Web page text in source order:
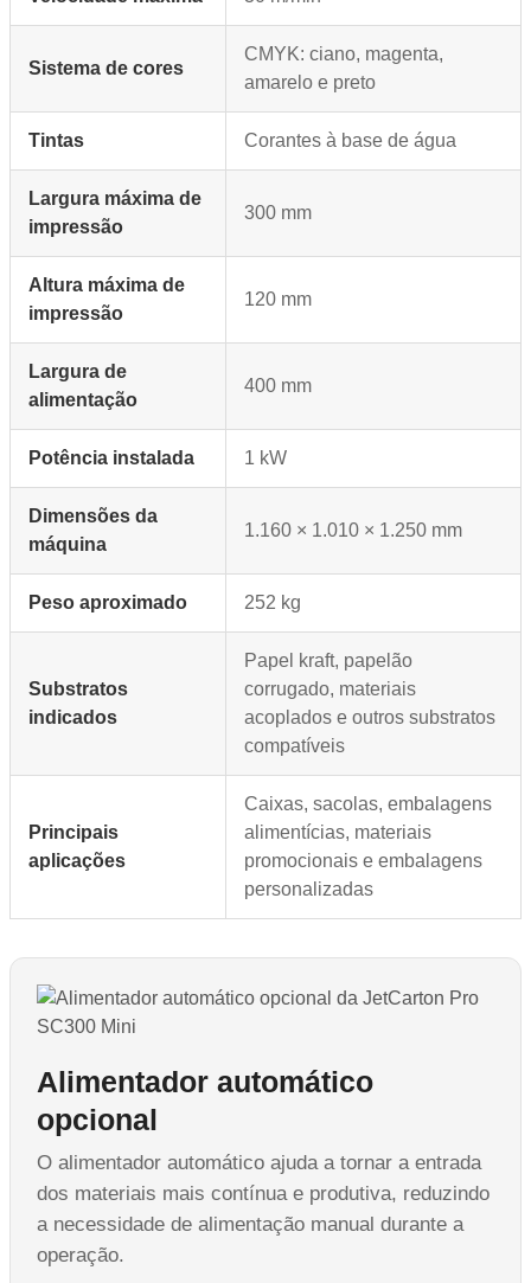
Sistema de cores
CMYK: ciano, magenta,
amarelo e preto
Tintas Corantes à base de água
Largura máxima de
impressão
300 mm
Altura máxima de
impressão
120 mm
Largura de
alimentação
400 mm
Potência instalada 1 kW
Dimensões da
máquina
1.160 × 1.010 × 1.250 mm
Peso aproximado 252 kg
Substratos
indicados
Papel kraft, papelão
corrugado, materiais
acoplados e outros substratos
compatíveis
Principais
aplicações
Caixas, sacolas, embalagens
alimentícias, materiais
promocionais e embalagens
personalizadas
Alimentador automático
opcional
O alimentador automático ajuda a tornar a entrada
dos materiais mais contínua e produtiva, reduzindo
a necessidade de alimentação manual durante a
operação.